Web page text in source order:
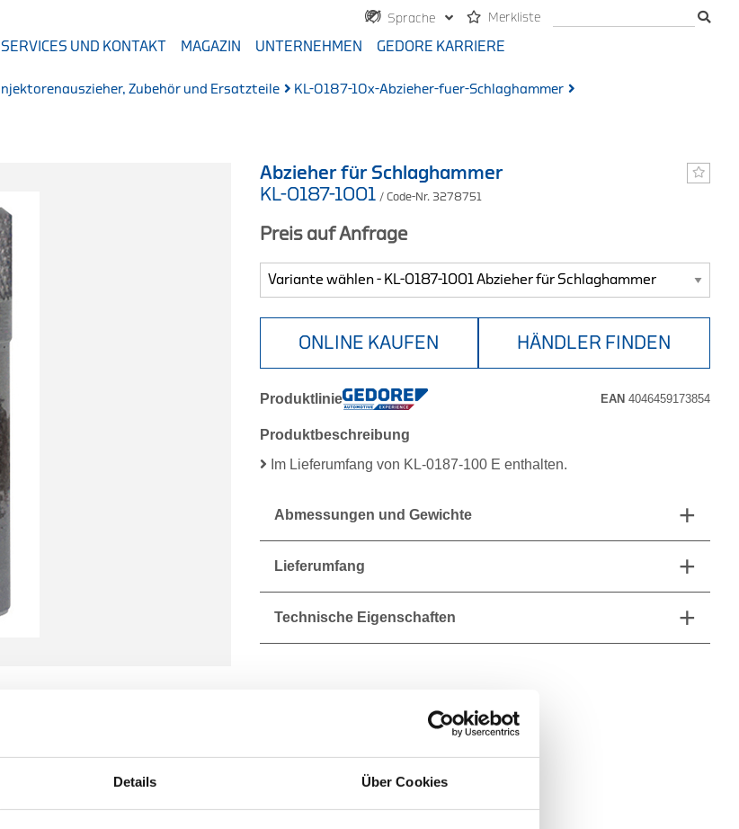
Details Über Cookies
Sprache Merkliste
SERVICES UND KONTAKT MAGAZIN UNTERNEHMEN GEDORE KARRIERE
Injektorenauszieher, Zubehör und Ersatzteile
KL-0187-10x-Abzieher-fuer-Schlaghammer
Abzieher für Schlaghammer
KL-0187-1001 / Code-Nr. 3278751
Preis auf Anfrage
ONLINE KAUFEN HÄNDLER FINDEN
Produktlinie EAN 4046459173854
Produktbeschreibung
Im Lieferumfang von KL-0187-100 E enthalten.
Abmessungen und Gewichte
Lieferumfang
Technische Eigenschaften